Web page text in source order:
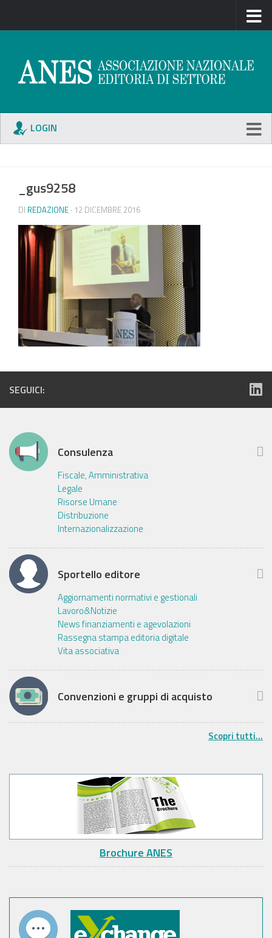
LOGIN
_gus9258
DI REDAZIONE · 12 DICEMBRE 2016
SEGUICI:
Consulenza
Fiscale, Amministrativa
Legale
Risorse Umane
Distribuzione
Internazionalizzazione
Sportello editore
Aggiornamenti normativi e gestionali
Lavoro&Notizie
News finanziamenti e agevolazioni
Rassegna stampa editoria digitale
Vita associativa
Convenzioni e gruppi di acquisto
Scopri tutti...
Brochure ANES